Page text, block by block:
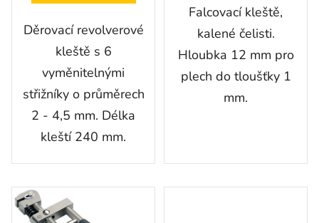
Děrovací revolverové
kleště s 6
vyměnitelnými
střižníky o průměrech
2 - 4,5 mm. Délka
kleští 240 mm.
Falcovací kleště,
kalené čelisti.
Hloubka 12 mm pro
plech do tloušťky 1
mm.